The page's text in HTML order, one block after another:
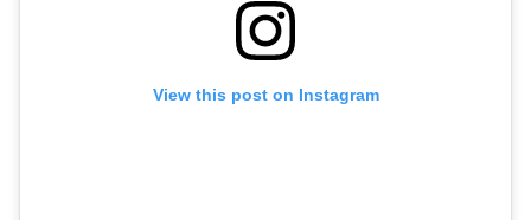
View this post on Instagram